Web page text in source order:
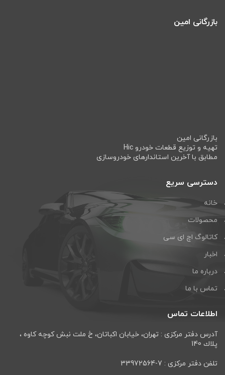
بازرگانی امین
بازرگانی امین
تهیه و توزیع قطعات خودرو Hic
مطابق با آخرین استاندارهای خودروسازی
دسترسی سریع
خانه
محصولات
کاتالوگ اچ ای سی
اخبار
درباره ما
تماس با ما
اطلاعات تماس
آدرس دفتر مرکزی : تهران، خيابان اكباتان، خ ملت نبش كوچه كاوه ،
پلاك 140
تلفن دفتر مرکزی : 7-33972564